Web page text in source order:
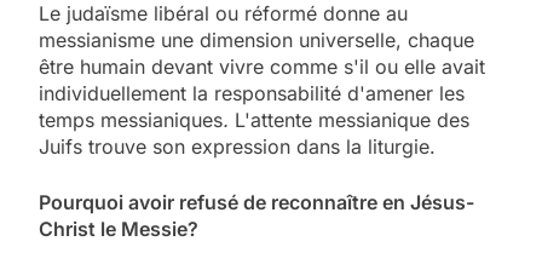
Le judaïsme libéral ou réformé donne au
messianisme une dimension universelle, chaque
être humain devant vivre comme s'il ou elle avait
individuellement la responsabilité d'amener les
temps messianiques. L'attente messianique des
Juifs trouve son expression dans la liturgie.
Pourquoi avoir refusé de reconnaître en Jésus-
Christ le Messie?